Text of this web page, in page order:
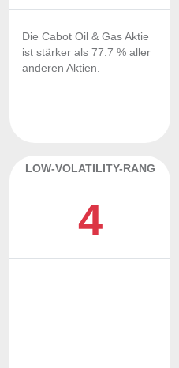
Die Cabot Oil & Gas Aktie
ist stärker als 77.7 % aller
anderen Aktien.
LOW-VOLATILITY-RANG
4